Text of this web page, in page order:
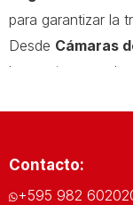
para garantizar la
Desde Cámaras
hasta sistemas de
para tus
Contacto:
+595 982